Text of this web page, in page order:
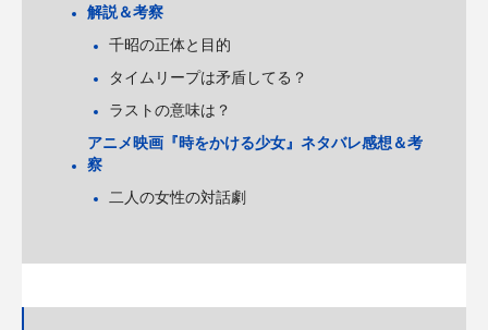
解説＆考察
千昭の正体と目的
タイムリープは矛盾してる？
ラストの意味は？
アニメ映画『時をかける少女』ネタバレ感想＆考
察
二人の女性の対話劇